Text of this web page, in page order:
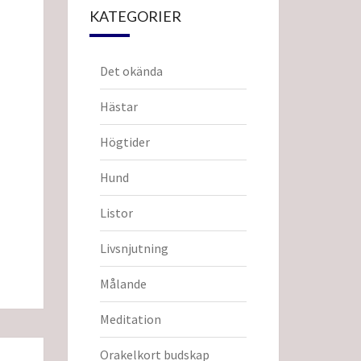
KATEGORIER
Det okända
Hästar
Högtider
Hund
Listor
Livsnjutning
Målande
Meditation
Orakelkort budskap